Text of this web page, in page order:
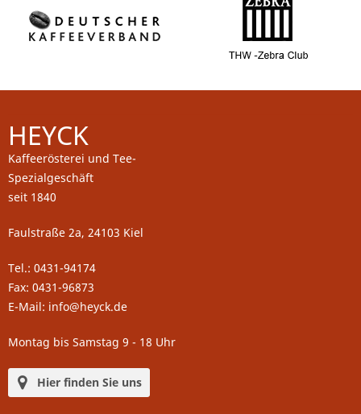
HEYCK
Kaffeerösterei und Tee-
Spezialgeschäft
seit 1840
Faulstraße 2a, 24103 Kiel
Tel.: 0431-94174
Fax: 0431-96873
E-Mail: info@heyck.de
Montag bis Samstag 9 - 18 Uhr
Hier finden Sie uns